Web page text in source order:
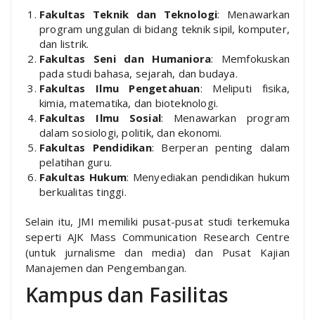
Fakultas Teknik dan Teknologi: Menawarkan
program unggulan di bidang teknik sipil, komputer,
dan listrik.
Fakultas Seni dan Humaniora: Memfokuskan
pada studi bahasa, sejarah, dan budaya.
Fakultas Ilmu Pengetahuan: Meliputi fisika,
kimia, matematika, dan bioteknologi.
Fakultas Ilmu Sosial: Menawarkan program
dalam sosiologi, politik, dan ekonomi.
Fakultas Pendidikan: Berperan penting dalam
pelatihan guru.
Fakultas Hukum: Menyediakan pendidikan hukum
berkualitas tinggi.
Selain itu, JMI memiliki pusat-pusat studi terkemuka
seperti AJK Mass Communication Research Centre
(untuk jurnalisme dan media) dan Pusat Kajian
Manajemen dan Pengembangan.
Kampus dan Fasilitas